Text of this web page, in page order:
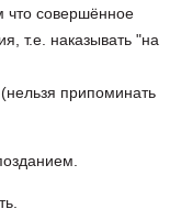
что совершённое
т.е. наказывать "на
припоминать